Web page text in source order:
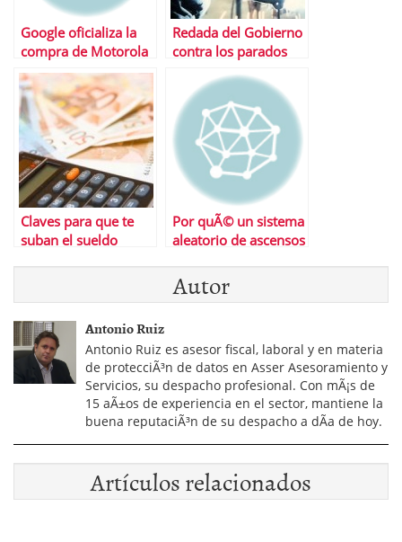
Google oficializa la
compra de Motorola
Movility
Redada del Gobierno
contra los parados
prestaciÃ³n y
trabajan
Claves para que te
suban el sueldo
Por quÃ© un sistema
aleatorio de ascensos
empresa
Autor
Antonio Ruiz
Antonio Ruiz es asesor fiscal, laboral y en materia
de protecciÃ³n de datos en Asser Asesoramiento y
Servicios, su despacho profesional. Con mÃ¡s de
15 aÃ±os de experiencia en el sector, mantiene la
buena reputaciÃ³n de su despacho a dÃ­a de hoy.
Artículos relacionados